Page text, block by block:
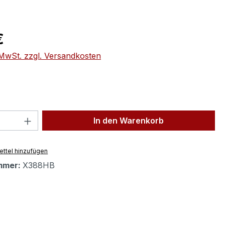
zzgl. Versandkosten
Anzahl: Gib den gewünschten Wert
In den Warenkorb
hinzufügen
X388HB